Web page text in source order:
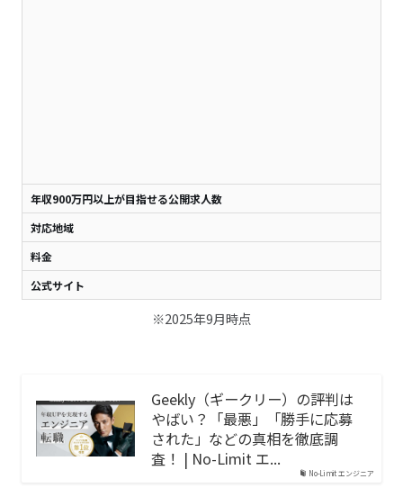
年収900万円以上が目指せる公開求人数
対応地域
料金
公式サイト
※2025年9月時点
No-Limit エンジニア
Geekly（ギークリー）の評判は
やばい？「最悪」「勝手に応募
された」などの真相を徹底調
査！ | No-Limit エ...